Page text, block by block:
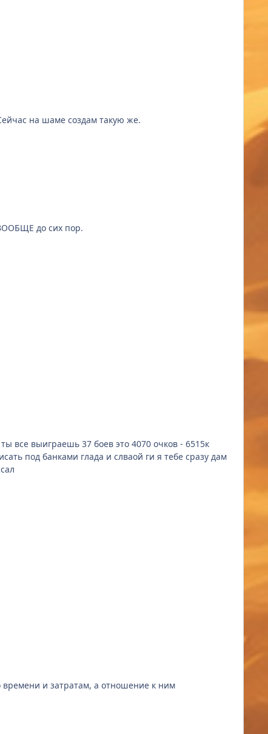
пал в балансе. Я понял прикол, заходишь в тему класса, пишешь "когда фикс" челы начинают ныть. Сейчас на шаме создам такую же.
НО к сожалению НИ ЧЕГО НЕ СДЕЛАЛИ ВООБЩЕ до сих пор.